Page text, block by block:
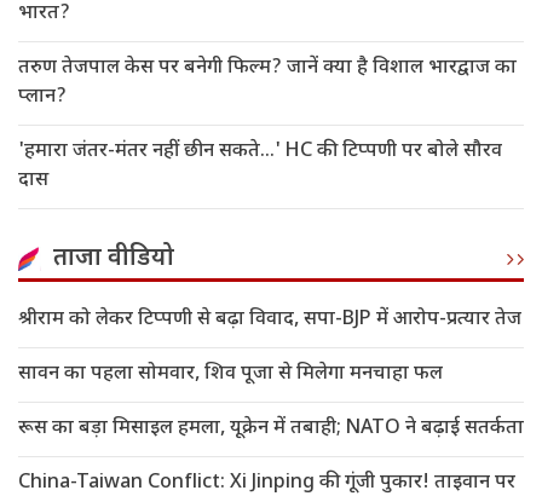
भारत?
तरुण तेजपाल केस पर बनेगी फिल्म? जानें क्या है विशाल भारद्वाज का
प्लान?
'हमारा जंतर-मंतर नहीं छीन सकते...' HC की टिप्पणी पर बोले सौरव
दास
ताजा वीडियो
श्रीराम को लेकर टिप्पणी से बढ़ा विवाद, सपा-BJP में आरोप-प्रत्यार तेज
सावन का पहला सोमवार, शिव पूजा से मिलेगा मनचाहा फल
रूस का बड़ा मिसाइल हमला, यूक्रेन में तबाही; NATO ने बढ़ाई सतर्कता
China-Taiwan Conflict: Xi Jinping की गूंजी पुकार! ताइवान पर